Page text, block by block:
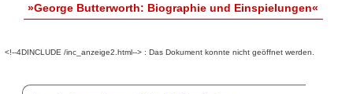
»George Butterworth: Biographie und Einspielungen«
<!--4DINCLUDE /inc_anzeige2.html--> : Das Dokument konnte nicht geöffnet werden.